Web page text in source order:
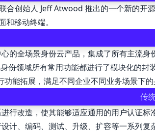
创始人 Jeff Atwood 推出的一个新的开
移动终端。
的全场景身份云产品，集成了所有主流
份领域所有常用功能都进行了模块化的
能拓展，满足不同企业不同业务场景下的
传
行改造，使其能够适应通用的用户认证
计、编码、测试、升级、扩容等一系列复